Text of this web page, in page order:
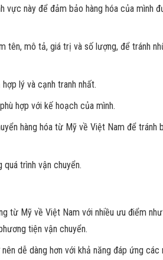
này để đảm bảo hàng hóa của mình
tên, mô tả, giá trị và số lượng, để tránh
lý và cạnh tranh nhất.
hợp với kế hoạch của mình.
hàng hóa từ Mỹ về Việt Nam để tránh
trình vận chuyển.
từ Mỹ về Việt Nam với nhiều ưu điểm
tiện vận chuyển.
dễ dàng hơn với khả năng đáp ứng các